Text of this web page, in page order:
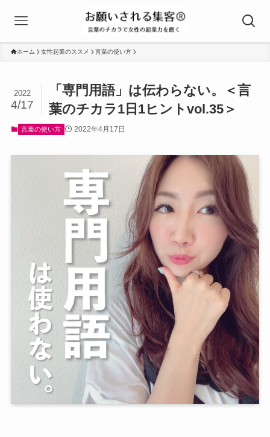
ホーム 女性起業のススメ 言葉の使い方
「専門用語」は伝わらない。＜言
葉のチカラ1日1ヒントvol.35＞
2022
4/17
言葉の使い方 2022年4月17日